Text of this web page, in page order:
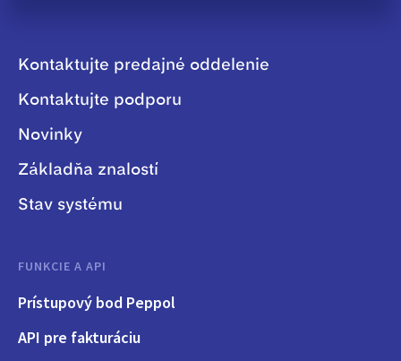
Kontaktujte predajné oddelenie
Kontaktujte podporu
Novinky
Základňa znalostí
Stav systému
FUNKCIE A API
Prístupový bod Peppol
API pre fakturáciu